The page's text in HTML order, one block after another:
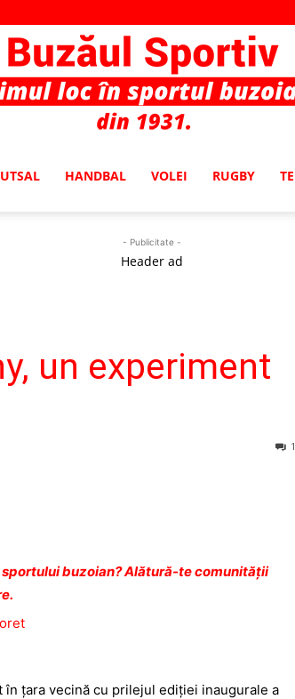
HANDBAL VOLEI RUGBY
- Publicitate -
Header ad
un experiment
1
buzoian? Alătură-te comunității
țara vecină cu prilejul ediției inaugurale a